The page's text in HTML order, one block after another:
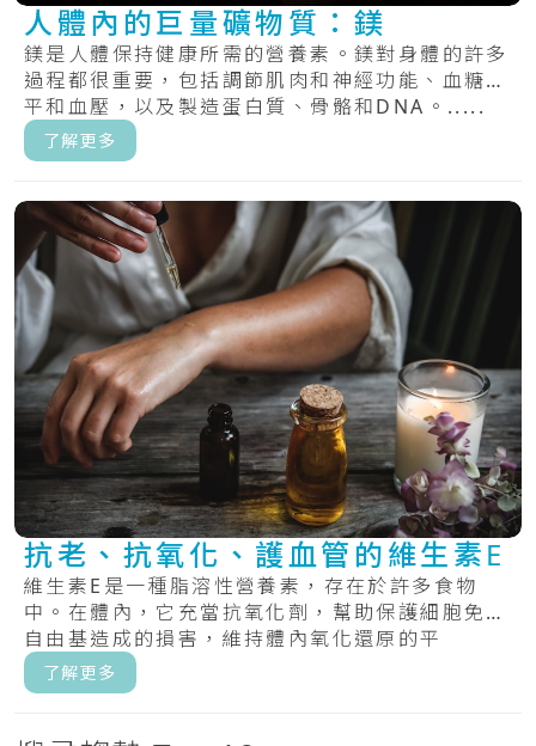
人體內的巨量礦物質：鎂
鎂是人體保持健康所需的營養素。鎂對身體的許多
過程都很重要，包括調節肌肉和神經功能、血糖水
平和血壓，以及製造蛋白質、骨骼和DNA。.....
了解更多
抗老、抗氧化、護血管的維生素E
維生素E是一種脂溶性營養素，存在於許多食物
中。在體內，它充當抗氧化劑，幫助保護細胞免受
自由基造成的損害，維持體內氧化還原的平
衡。.....
了解更多